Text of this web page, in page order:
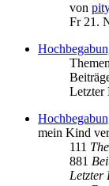
von
Fr 21.
Letzter
mein Kind
111
881
Letzter